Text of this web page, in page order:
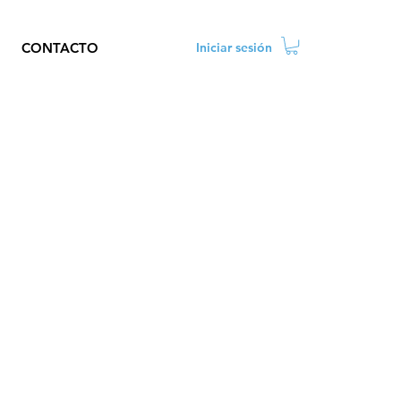
CONTACTO Iniciar sesión